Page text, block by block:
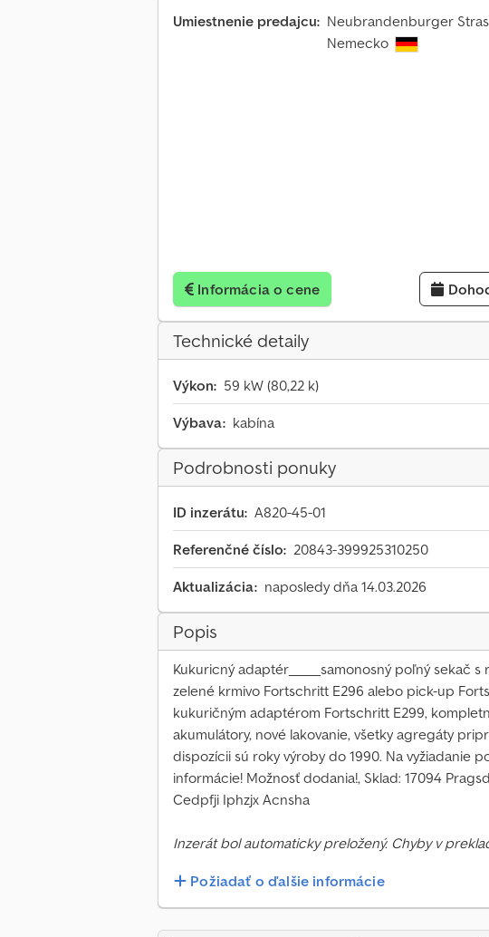
Umiestnenie predajcu: Neubrandenburger
Nemecko
Informácia o cene
Technické detaily
Výkon: 59 kW (80,22 k)
Výbava: kabína
Podrobnosti ponuky
ID inzerátu: A820-45-01
Referenčné číslo: 20843-399925310250
Aktualizácia: naposledy dňa 14.03.2026
Popis
Kukuricný adaptér_____samonosný poľný sekač
zelené krmivo Fortschritt E296 alebo pick-up
kukuričným adaptérom Fortschritt E299,
akumulátory, nové lakovanie, všetky agregáty
dispozícii sú roky výroby do 1990. Na vyžiadanie
informácie! Možnosť dodania!, Sklad: 17094
Cedpfji Iphzjx Acnsha
Inzerát bol automaticky preložený. Chyby v
Požiadať o ďalšie informácie